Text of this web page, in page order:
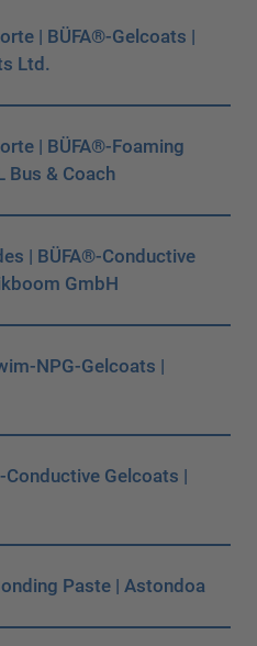
| BÜFA®-Gelcoats |
Ltd.
| BÜFA®-Foaming
Bus & Coach
| BÜFA®-Conductive
GmbH
NPG-Gelcoats |
Conductive Gelcoats |
Paste | Astondoa